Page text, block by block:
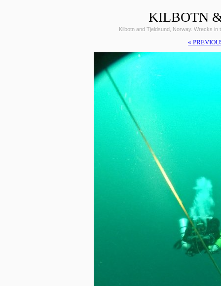
KILBOTN
Kilbotn and Tjeldsund, Norway. Wrecks
«